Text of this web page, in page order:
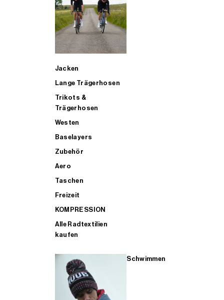
Jacken
Lange Trägerhosen
Trikots &
Trägerhosen
Westen
Baselayers
Zubehör
Aero
Taschen
Freizeit
KOMPRESSION
Alle Radtextilien
kaufen
Schwimmen
ALLE TRIATHLONARTIKEL FÜR MÄNNER KAUFEN